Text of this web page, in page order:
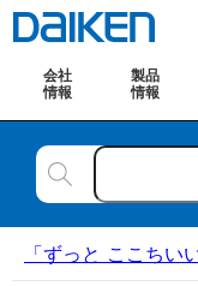
会社
情報
製品
情報
「ずっと ここち